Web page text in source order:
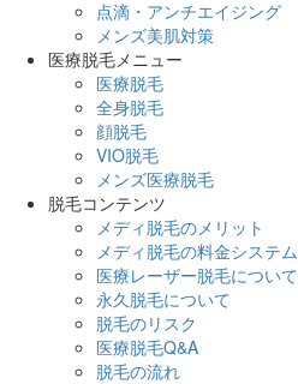
点滴・アンチエイジング
メンズ美肌対策
医療脱毛メニュー
医療脱毛
全身脱毛
顔脱毛
VIO脱毛
メンズ医療脱毛
脱毛コンテンツ
メディ脱毛のメリット
メディ脱毛の料金システム
医療レーザー脱毛について
永久脱毛について
脱毛のリスク
医療脱毛Q&A
脱毛の流れ